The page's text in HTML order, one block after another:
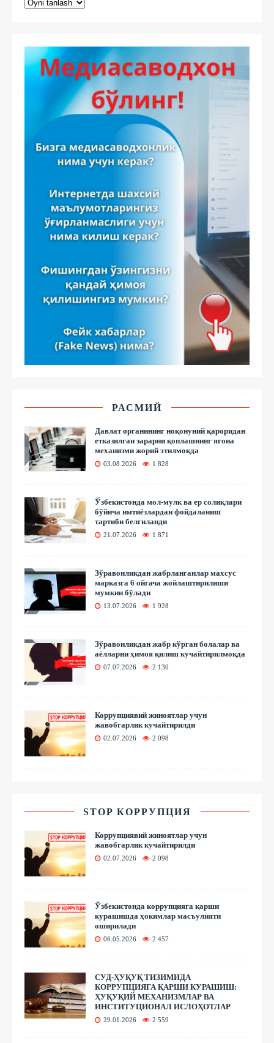
РАСМИЙ
Давлат органининг ноқонуний қароридан
етказилган зарарни қоплашнинг ягона
механизми жорий этилмоқда
03.08.2026 1 828
Ўзбекистонда мол-мулк ва ер солиқлари
бўйича имтиёзлардан фойдаланиш
тартиби белгиланди
21.07.2026 1 871
Зўравонликдан жабрланганлар махсус
марказга 6 ойгача жойлаштирилиши
мумкин бўлади
13.07.2026 1 928
Зўравонликдан жабр кўрган болалар ва
аёлларни ҳимоя қилиш кучайтирилмоқда
07.07.2026 2 130
Коррупциявий жиноятлар учун
жавобгарлик кучайтирилди
02.07.2026 2 098
STOP КОРРУПЦИЯ
Коррупциявий жиноятлар учун
жавобгарлик кучайтирилди
02.07.2026 2 098
Ўзбекистонда коррупцияга қарши
курашишда ҳокимлар масъулияти
оширилади
06.05.2026 2 457
СУД-ҲУҚУҚ ТИЗИМИДА
КОРРУПЦИЯГА ҚАРШИ КУРАШИШ:
ҲУҚУҚИЙ МЕХАНИЗМЛАР ВА
ИНСТИТУЦИОНАЛ ИСЛОҲОТЛАР
29.01.2026 2 559